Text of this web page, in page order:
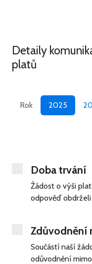
Detaily
platů
Rok 2025
Doba trvání
Žádost o výši
odpověď obdrželi
Zdůvodnění
Součástí naší
odůvodnění